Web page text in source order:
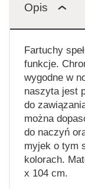
Opis
Fartuchy
funkcje.
wygodne w
naszyta jest
do
można
do naczyń
myjek o tym
kolorach.
x 104 cm.